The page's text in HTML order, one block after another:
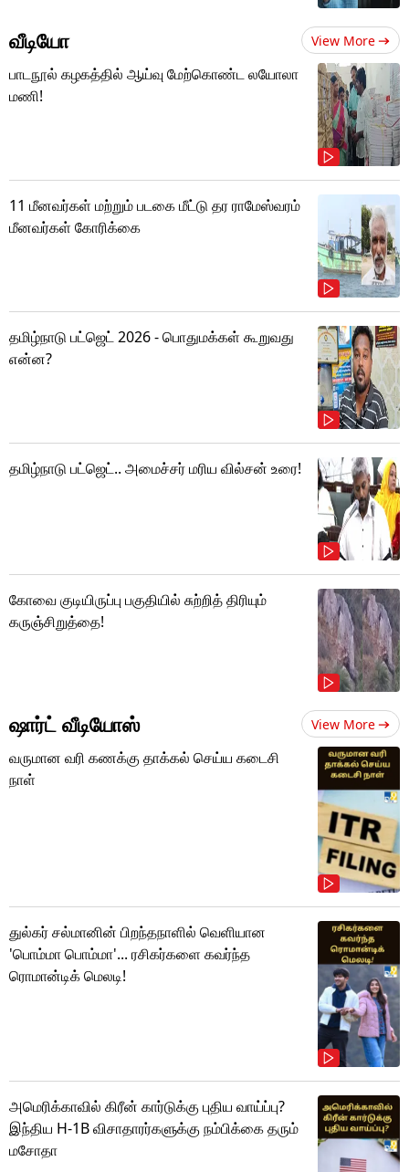
வீடியோ View More
பாடநூல் கழகத்தில் ஆய்வு மேற்கொண்ட லயோலா
மணி!
11 மீனவர்கள் மற்றும் படகை மீட்டு தர ராமேஸ்வரம்
மீனவர்கள் கோரிக்கை
தமிழ்நாடு பட்ஜெட் 2026 - பொதுமக்கள் கூறுவது
என்ன?
தமிழ்நாடு பட்ஜெட்.. அமைச்சர் மரிய வில்சன் உரை!
கோவை குடியிருப்பு பகுதியில் சுற்றித் திரியும்
கருஞ்சிறுத்தை!
ஷார்ட் வீடியோஸ் View More
வருமான வரி கணக்கு தாக்கல் செய்ய கடைசி
நாள்
துல்கர் சல்மானின் பிறந்தநாளில் வெளியான
'பொம்மா பொம்மா'... ரசிகர்களை கவர்ந்த
ரொமான்டிக் மெலடி!
அமெரிக்காவில் கிரீன் கார்டுக்கு புதிய வாய்ப்பு?
இந்திய H-1B விசாதாரர்களுக்கு நம்பிக்கை தரும்
மசோதா